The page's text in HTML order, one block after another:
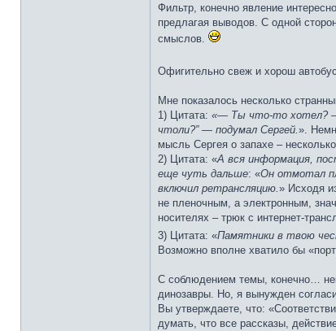
Фильтр, конечно явление
предлагая выводов. С одной
смыслов.
Офигительно свеж и хорош
Мне показалось несколько
1) Цитата: «— Ты что-то хотел? —
чтоли?” — подумал Сергей.».
мысль Сергея о запахе –
2) Цитата: «А вся информация,
еще чуть дальше: «Он отмотал
включил ретрансляцию.» Исходя
не пленочным, а электронным,
носителях – трюк с интернет-
3) Цитата: «Памятники в твою
Возможно вполне хватило бы
С соблюдением темы, конечно…
динозавры. Но, я вынужден
Вы утверждаете, что:
думать, что все рассказы,